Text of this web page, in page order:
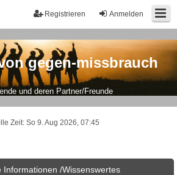
Anmelden
Registrieren
gegen-missbrauch
und deren Partner/Freunde
Zeit: So 9. Aug 2026, 07:45
Informationen /Wissenswertes